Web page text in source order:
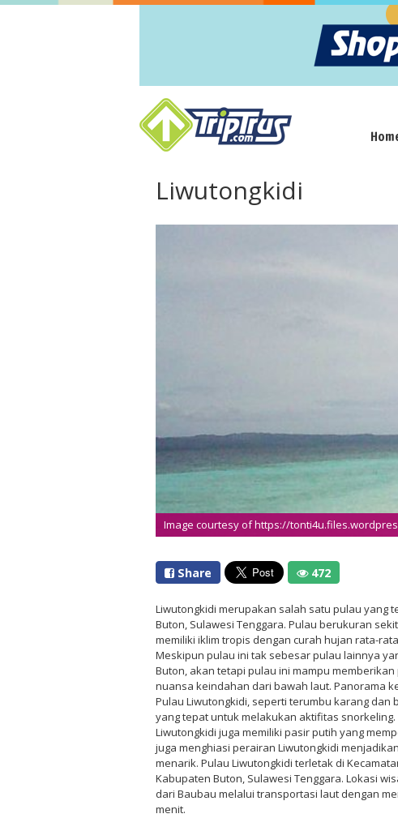
Liwutongkidi
Image courtesy of https://
Share 472
Liwutongkidi merupakan salah satu pulau yang
Buton, Sulawesi Tenggara. Pulau berukuran
memiliki iklim tropis dengan curah hujan rata-
Meskipun pulau ini tak sebesar pulau lainnya
Buton, akan tetapi pulau ini mampu
nuansa keindahan dari bawah laut. Panorama
Pulau Liwutongkidi, seperti terumbu karang dan
yang tepat untuk melakukan aktifitas snorkeling.
Liwutongkidi juga memiliki pasir putih yang
juga menghiasi perairan Liwutongkidi
menarik. Pulau Liwutongkidi terletak di
Kabupaten Buton, Sulawesi Tenggara. Lokasi
dari Baubau melalui transportasi laut dengan
menit.